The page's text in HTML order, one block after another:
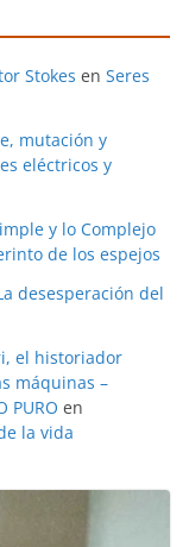
Stokes en Seres
mutación y
eléctricos y
y lo Complejo
de los espejos
desesperación del
el historiador
máquinas –
PURO en
la vida